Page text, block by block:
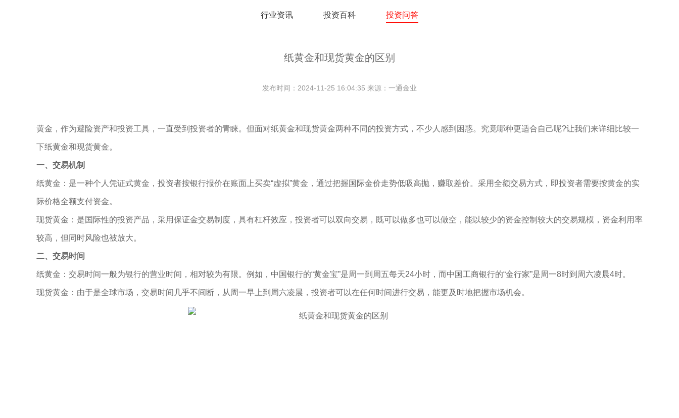
行业资讯 投资百科 投资问答
纸黄金和现货黄金的区别
发布时间：2024-11-25 16:04:35 来源：一通金业
黄金，作为避险资产和投资工具，一直受到投资者的青睐。但面对纸黄金和现货黄金两种不同的投资方式，不少人感到困惑。究竟哪种更适合自己呢?让我们来详细比较一
下纸黄金和现货黄金。
一、交易机制
纸黄金：是一种个人凭证式黄金，投资者按银行报价在账面上买卖“虚拟”黄金，通过把握国际金价走势低吸高抛，赚取差价。采用全额交易方式，即投资者需要按黄金的实
际价格全额支付资金。
现货黄金：是国际性的投资产品，采用保证金交易制度，具有杠杆效应，投资者可以双向交易，既可以做多也可以做空，能以较少的资金控制较大的交易规模，资金利用率
较高，但同时风险也被放大。
二、交易时间
纸黄金：交易时间一般为银行的营业时间，相对较为有限。例如，中国银行的“黄金宝”是周一到周五每天24小时，而中国工商银行的“金行家”是周一8时到周六凌晨4时。
现货黄金：由于是全球市场，交易时间几乎不间断，从周一早上到周六凌晨，投资者可以在任何时间进行交易，能更及时地把握市场机会。